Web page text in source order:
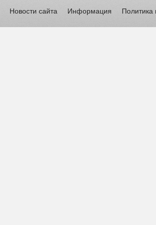
Новости сайта Информация Политика